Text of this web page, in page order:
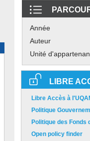
Année
Auteur
Unité
LIBRE
Libre Accès à
Politique
Politique des Fonds
Open policy finder